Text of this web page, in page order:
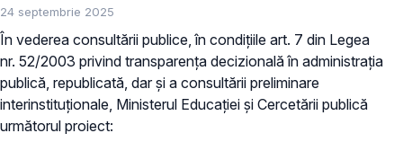
24 septembrie 2025
În vederea consultării publice, în condiţiile art. 7 din Legea
nr. 52/2003 privind transparenţa decizională în administraţia
publică, republicată, dar și a consultării preliminare
interinstituționale, Ministerul Educaţiei și Cercetării publică
următorul proiect: